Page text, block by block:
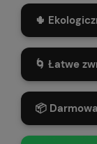
🌵
🌀 Łatwe
📦